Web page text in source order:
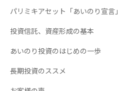
パリミキアセット「あいのり宣言」
投資信託、資産形成の基本
あいのり投資のはじめの一歩
長期投資のススメ